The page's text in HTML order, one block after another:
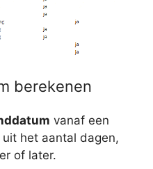
berekenen
vanaf een
het aantal dagen,
of later.